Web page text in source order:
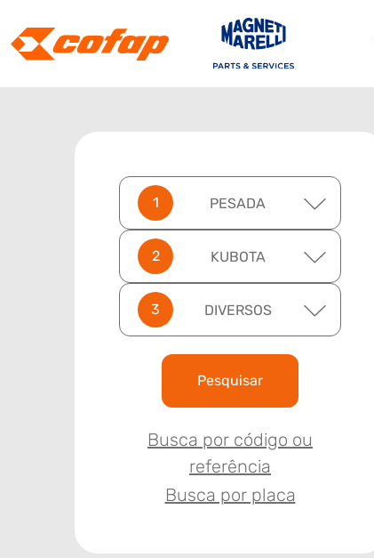
PESADA
KUBOTA
DIVERSOS
Pesquisar
Busca por código ou
referência
Busca por placa